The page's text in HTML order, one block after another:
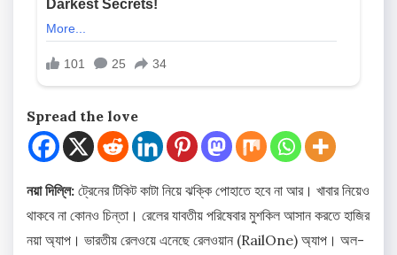
Spread the love
নয়া দিল্লি: ট্রেনের টিকিট কাটা নিয়ে ঝক্কি পোহাতে হবে না আর। খাবার নিয়েও
থাকবে না কোনও চিন্তা। রেলের যাবতীয় পরিষেবার মুশকিল আসান করতে হাজির
নয়া অ্যাপ। ভারতীয় রেলওয়ে এনেছে রেলওয়ান (RailOne) অ্যাপ। অল-